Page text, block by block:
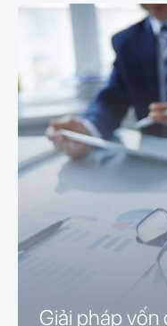
Giải pháp